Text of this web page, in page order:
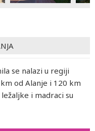
se nalazi u regiji
od Alanje i 120 km
i madraci su